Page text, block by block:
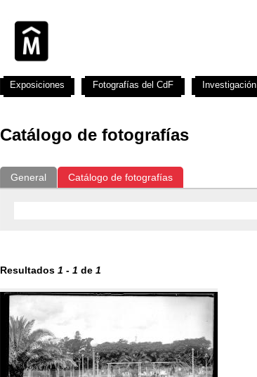
Catálogo de fotografías
General Catálogo de fotografías
Resultados 1 - 1 de 1
Exposiciones Fotografías del CdF Investigación